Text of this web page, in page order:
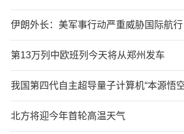
伊朗外长：美军事行动严重威胁国际航
第13万列中欧班列今天将从郑州发车
我国第四代自主超导量子计算机“本源悟
北方将迎今年首轮高温天气